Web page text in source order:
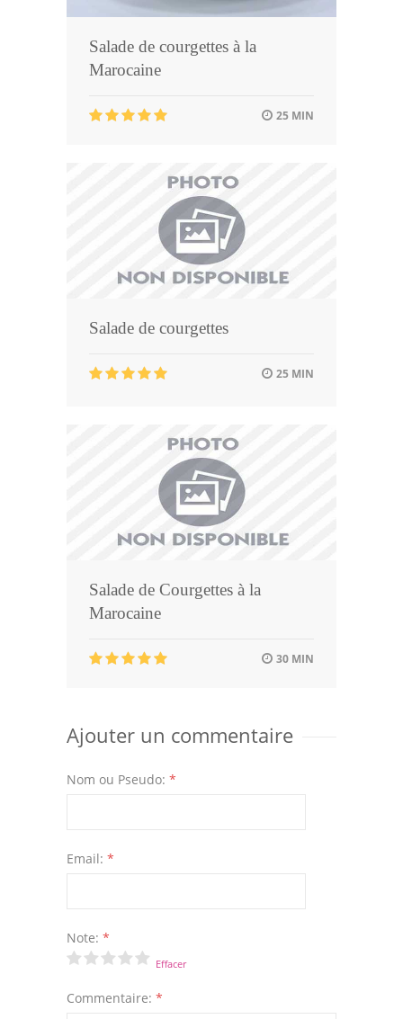
Salade de courgettes à la
Marocaine
25 MIN
Salade de courgettes
25 MIN
Salade de Courgettes à la
Marocaine
30 MIN
Ajouter un commentaire
Nom ou Pseudo: *
Email: *
Note: *
Effacer
Commentaire: *